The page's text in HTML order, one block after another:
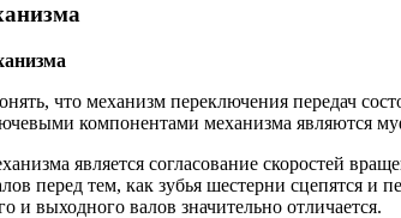
что механизм переключения передач
компонентами механизма являются
является согласование скоростей
перед тем, как зубья шестерни сцепятся
и выходного валов значительно отличается.